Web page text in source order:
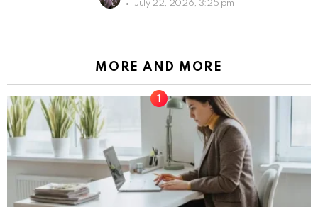
July 22, 2026, 3:25 pm
MORE AND MORE